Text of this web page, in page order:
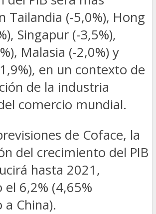
Tailandia (-5,0%), Hong
Singapur (-3,5%),
Malasia (-2,0%) y
en un contexto de
de la industria
comercio mundial.
de Coface, la
del crecimiento del PIB
hasta 2021,
el 6,2% (4,65%
a China).